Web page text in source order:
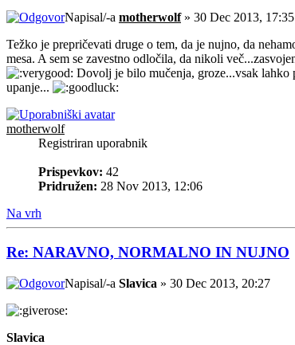
Napisal/-a motherwolf» 30 Dec 2013, 17:35
Težko je prepričevati druge o tem, da je nujno, da
mesa. A sem se zavestno odločila, da nikoli
Dovolj je bilo mučenja, groze...vsak lahko
upanje...
motherwolf
Registriran uporabnik
Prispevkov: 42
Pridružen: 28 Nov 2013, 12:06
Na vrh
Re: NARAVNO, NORMALNO IN NUJNO
Napisal/-a Slavica » 30 Dec 2013, 20:27
Slavica